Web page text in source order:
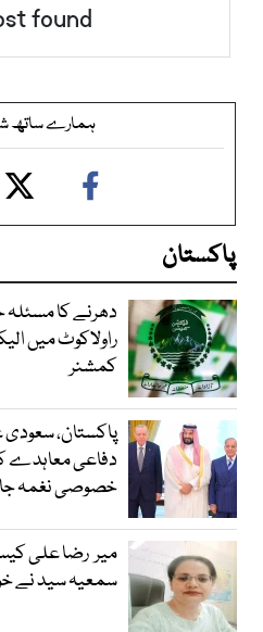
found
ہمارے ساتھ
پاکستان
راولاکوٹ میں
کمشنر
پاکستان،
دفاعی معاہدے
خصوصی نغمہ
میر رضا علی
سمعیہ سید نے